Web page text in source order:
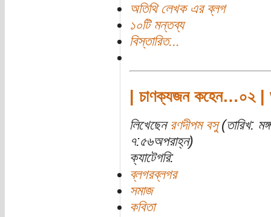
অতিথি লেখক এর ব্লগ
১০টি মন্তব্য
বিস্তারিত...
| চাণক্যজন কহেন…০২ |
লিখেছেন রণদীপম বসু(তারিখ:
৭:৫৬অপরাহ্ন)
ক্যাটেগরি:
ব্লগরব্লগর
সমাজ
কবিতা